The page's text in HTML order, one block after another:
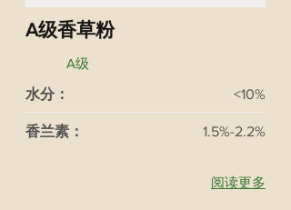
A级香草粉
A级
水分：
<10%
香兰素： 1.5%-2.2%
阅读更多